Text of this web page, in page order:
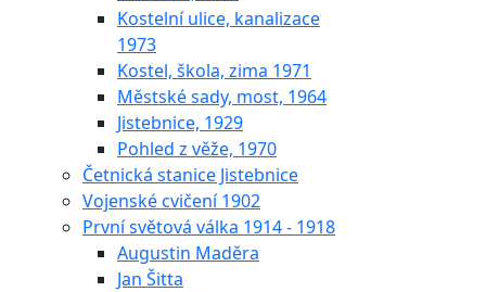
Kostelní ulice, kanalizace
1973
Kostel, škola, zima 1971
Městské sady, most, 1964
Jistebnice, 1929
Pohled z věže, 1970
Četnická stanice Jistebnice
Vojenské cvičení 1902
První světová válka 1914 - 1918
Augustin Maděra
Jan Šitta